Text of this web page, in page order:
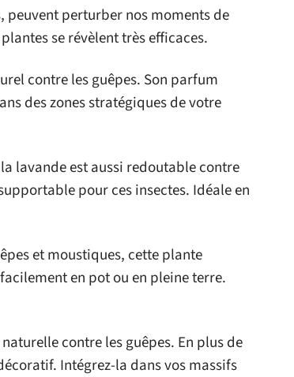
peuvent perturber nos moments de
se révèlent très efficaces.
contre les guêpes. Son parfum
des zones stratégiques de votre
lavande est aussi redoutable contre
pour ces insectes. Idéale en
et moustiques, cette plante
en pot ou en pleine terre.
contre les guêpes. En plus de
Intégrez-la dans vos massifs